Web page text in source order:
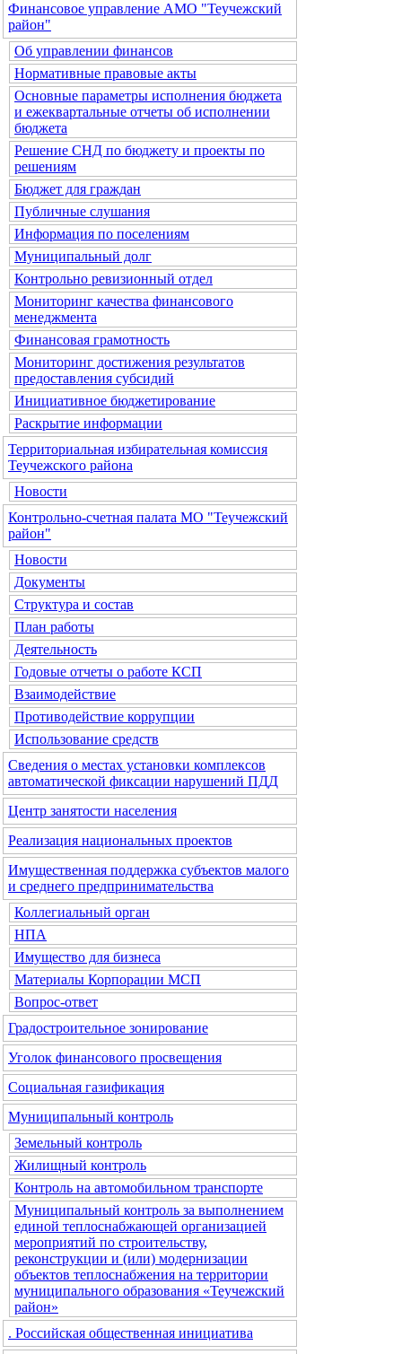
Финансовое управление АМО "Теучежский
район"
Об управлении финансов
Нормативные правовые акты
Основные параметры исполнения бюджета
и ежеквартальные отчеты об исполнении
бюджета
Решение СНД по бюджету и проекты по
решениям
Бюджет для граждан
Публичные слушания
Информация по поселениям
Муниципальный долг
Контрольно ревизионный отдел
Мониторинг качества финансового
менеджмента
Финансовая грамотность
Мониторинг достижения результатов
предоставления субсидий
Инициативное бюджетирование
Раскрытие информации
Территориальная избирательная комиссия
Теучежского района
Новости
Контрольно-счетная палата МО "Теучежский
район"
Новости
Документы
Структура и состав
План работы
Деятельность
Годовые отчеты о работе КСП
Взаимодействие
Противодействие коррупции
Использование средств
Сведения о местах установки комплексов
автоматической фиксации нарушений ПДД
Центр занятости населения
Реализация национальных проектов
Имущественная поддержка субъектов малого
и среднего предпринимательства
Коллегиальный орган
НПА
Имущество для бизнеса
Материалы Корпорации МСП
Вопрос-ответ
Градостроительное зонирование
Уголок финансового просвещения
Социальная газификация
Муниципальный контроль
Земельный контроль
Жилищный контроль
Контроль на автомобильном транспорте
Муниципальный контроль за выполнением
единой теплоснабжающей организацией
мероприятий по строительству,
реконструкции и (или) модернизации
объектов теплоснабжения на территории
муниципального образования «Теучежский
район»
. Российская общественная инициатива